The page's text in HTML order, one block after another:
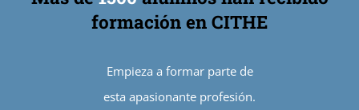
formación en CITHE
Empieza a formar parte de
esta apasionante profesión.